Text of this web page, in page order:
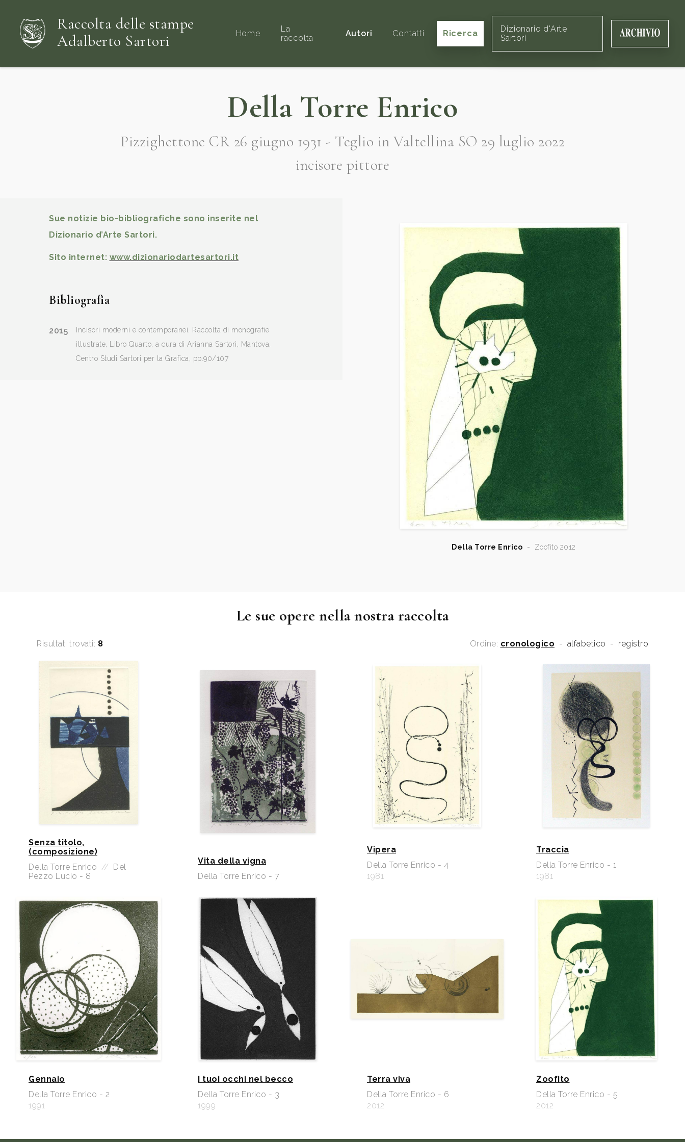
Raccolta delle stampe
Adalberto Sartori
Home
La
raccolta
Autori Contatti Ricerca
Dizionario d'Arte
Sartori
Della Torre Enrico
Pizzighettone CR 26 giugno 1931 - Teglio in Valtellina SO 29 luglio 2022
incisore pittore
Sue notizie bio-bibliografiche sono inserite nel
Dizionario d’Arte Sartori.
Sito internet: www.dizionariodartesartori.it
Bibliografia
2015
Incisori moderni e contemporanei. Raccolta di monografie
illustrate, Libro Quarto, a cura di Arianna Sartori, Mantova,
Centro Studi Sartori per la Grafica, pp.90/107
Della Torre Enrico - Zoofito 2012
Le sue opere nella nostra raccolta
Risultati trovati: 8 Ordine: cronologico - alfabetico - registro
Senza titolo,
(composizione)
Della Torre Enrico // Del
Pezzo Lucio - 8
Vita della vigna
Della Torre Enrico - 7
Vipera
Della Torre Enrico - 4
1981
Traccia
Della Torre Enrico - 1
1981
Gennaio
Della Torre Enrico - 2
1991
I tuoi occhi nel becco
Della Torre Enrico - 3
1999
Terra viva
Della Torre Enrico - 6
2012
Zoofito
Della Torre Enrico - 5
2012